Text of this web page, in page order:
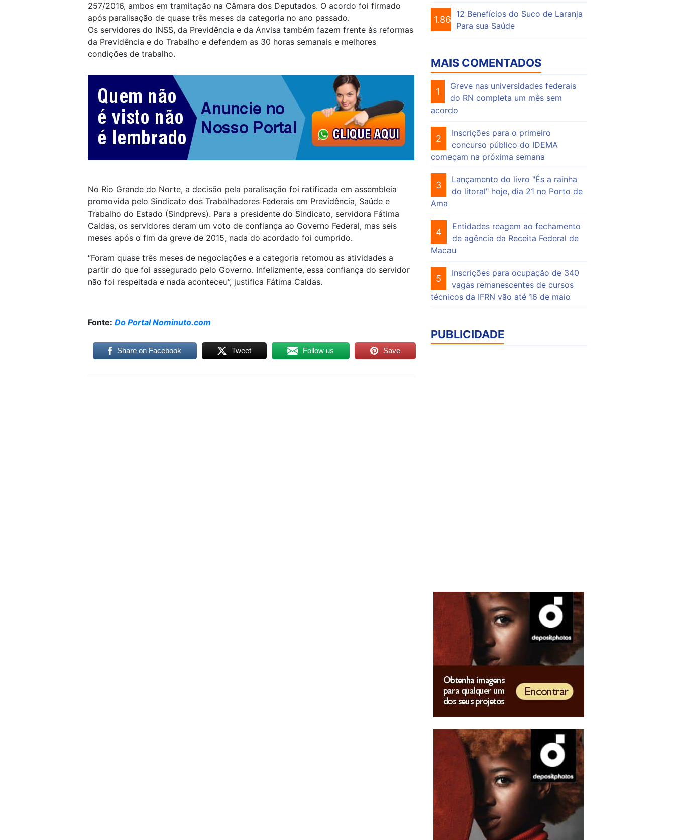
257/2016, ambos em tramitação na Câmara dos Deputados. O acordo foi firmado
após paralisação de quase três meses da categoria no ano passado.
Os servidores do INSS, da Previdência e da Anvisa também fazem frente às reformas
da Previdência e do Trabalho e defendem as 30 horas semanais e melhores
condições de trabalho.
No Rio Grande do Norte, a decisão pela paralisação foi ratificada em assembleia
promovida pelo Sindicato dos Trabalhadores Federais em Previdência, Saúde e
Trabalho do Estado (Sindprevs). Para a presidente do Sindicato, servidora Fátima
Caldas, os servidores deram um voto de confiança ao Governo Federal, mas seis
meses após o fim da greve de 2015, nada do acordado foi cumprido.
“Foram quase três meses de negociações e a categoria retomou as atividades a
partir do que foi assegurado pelo Governo. Infelizmente, essa confiança do servidor
não foi respeitada e nada aconteceu”, justifica Fátima Caldas.
Fonte: Do Portal Nominuto.com
Share on Facebook Tweet Follow us Save
1.863
12 Benefícios do Suco de Laranja
Para sua Saúde
MAIS COMENTADOS
1
Greve nas universidades federais
do RN completa um mês sem
acordo
2
Inscrições para o primeiro
concurso público do IDEMA
começam na próxima semana
3
Lançamento do livro "És a rainha
do litoral" hoje, dia 21 no Porto de
Ama
4
Entidades reagem ao fechamento
de agência da Receita Federal de
Macau
5
Inscrições para ocupação de 340
vagas remanescentes de cursos
técnicos da IFRN vão até 16 de maio
PUBLICIDADE